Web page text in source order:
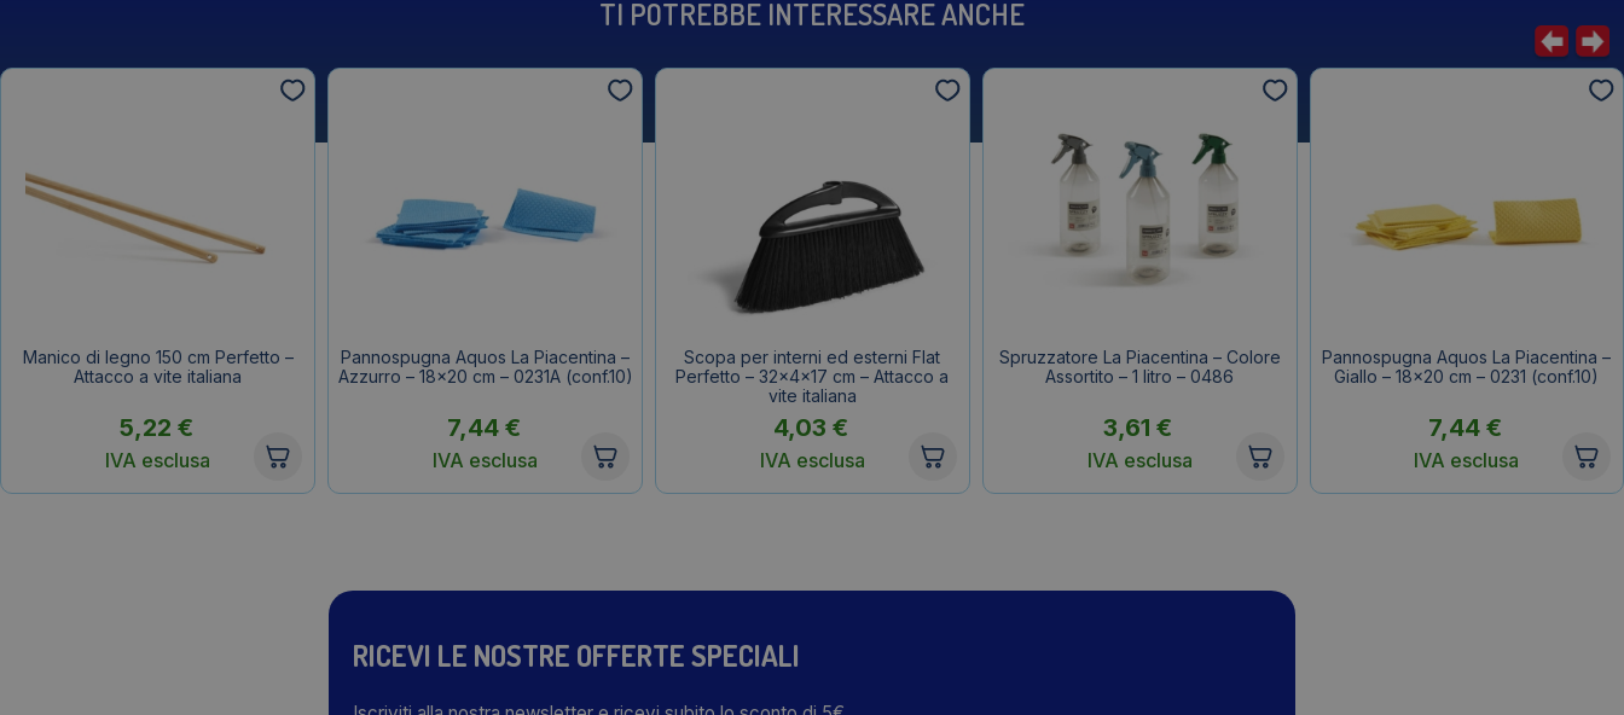
TI POTREBBE INTERESSARE ANCHE
Manico di legno 150 cm Perfetto –
Attacco a vite italiana
5,22 €
IVA esclusa
Pannospugna Aquos La Piacentina –
Azzurro – 18×20 cm – 0231A (conf.10)
7,44 €
IVA esclusa
Scopa per interni ed esterni Flat
Perfetto – 32x4x17 cm – Attacco a
vite italiana
4,03 €
IVA esclusa
Spruzzatore La Piacentina – Colore
Assortito – 1 litro – 0486
3,61€
IVA esclusa
Pannospugna Aquos La Piacentina –
Giallo – 18×20 cm – 0231 (conf.10)
7,44 €
IVA esclusa
RICEVI LE NOSTRE OFFERTE SPECIALI